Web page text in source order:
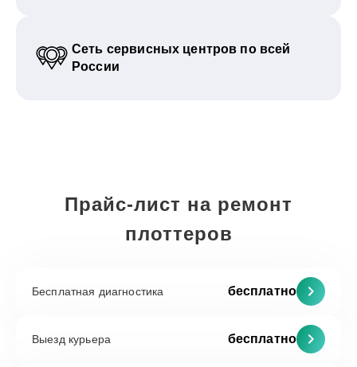
Сеть сервисных центров по всей
России
Прайс-лист на ремонт
плоттеров
Бесплатная диагностика бесплатно
Выезд курьера бесплатно